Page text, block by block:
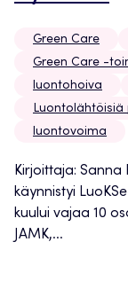
Green Care
Green Care -
luontohoiva
Luontolähtöisiä
luontovoima
Kirjoittaja: Sanna
käynnistyi
kuului vajaa 10
JAMK,...